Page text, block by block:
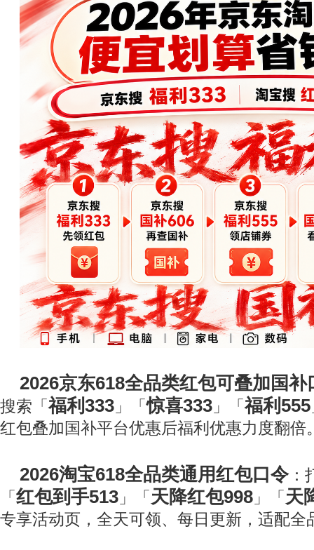
2026京东618全品类红包可叠加国补
搜索「福利333 」「惊喜333 」「福利555
红包叠加国补平台优惠后福利优惠力度翻倍
2026淘宝618全品类通用红包口令：
「 红包到手513 」「 天降红包998 」「 天
专享活动页，全天可领、每日更新，适配全